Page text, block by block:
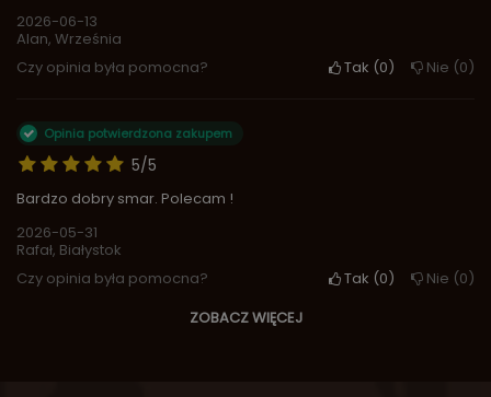
2026-06-13
Alan, Września
Czy opinia była pomocna?
Tak 0 Nie 0
5/5
Opinia potwierdzona zakupem
Bardzo dobry smar. Polecam !
2026-05-31
Rafał, Białystok
Czy opinia była pomocna?
Tak 0 Nie 0
ZOBACZ WIĘCEJ